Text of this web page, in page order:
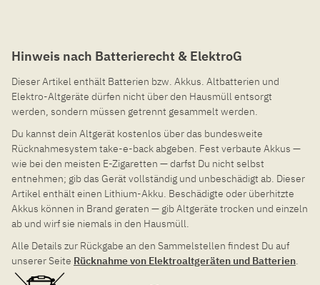
Hinweis nach Batterierecht & ElektroG
Dieser Artikel enthält Batterien bzw. Akkus. Altbatterien und
Elektro-Altgeräte dürfen nicht über den Hausmüll entsorgt
werden, sondern müssen getrennt gesammelt werden.
Du kannst dein Altgerät kostenlos über das bundesweite
Rücknahmesystem take-e-back abgeben. Fest verbaute Akkus —
wie bei den meisten E-Zigaretten — darfst Du nicht selbst
entnehmen; gib das Gerät vollständig und unbeschädigt ab. Dieser
Artikel enthält einen Lithium-Akku. Beschädigte oder überhitzte
Akkus können in Brand geraten — gib Altgeräte trocken und einzeln
ab und wirf sie niemals in den Hausmüll.
Alle Details zur Rückgabe an den Sammelstellen findest Du auf
unserer Seite Rücknahme von Elektroaltgeräten und Batterien.